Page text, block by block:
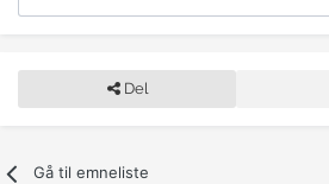
Del
Gå til emneliste